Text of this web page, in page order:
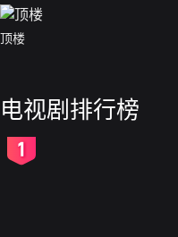
顶楼
电视剧排行榜